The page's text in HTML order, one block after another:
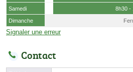
Samedi
8h30 -
Dimanche
Signaler une erreur
Contact